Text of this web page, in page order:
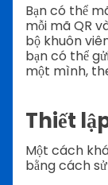
Bạn có thể
mỗi mã QR
bộ khuôn
bạn có thể
một mình,
Thiết
Một cách
bằng cách